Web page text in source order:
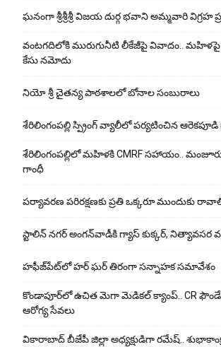
ఘనంగా శ్రీశ్రీశ్రీ విజయ దుర్గ భవాని అమ్మవారి విగ్రహ
వంటగదిలోకి మురుగునీటి లీకేజీపై వివాదం..
కేసు నమోదు
నియో శ్రీ చైతన్య పాఠశాలలో బోనాల సంబురాలు
శేరిలింగంపల్లి స్ప్రింగ్ వ్యాలీలో పర్యటించిన
శేరిలింగంపల్లిలో మ‌హిళ‌కి CMRF స‌హాయం..
గాంధీ
పర్యావరణ పరిరక్షణకు ప్రతి ఒక్కరూ ముందుకు
స్టాలిన్ నగర్ అంగన్‌వాడీకి గ్యాస్ కుక్కర్, నిత్యావసర
హఫీజ్‌పేట్‌లో హర్ ఘర్ తిరంగా సన్నాహక సమావేశం
కొండాపూర్‌లో ఉచిత మెగా మెడికల్ క్యాంప్.. CR
ఆరోగ్య సేవలు
వికారాబాద్ బీజేపీ జిల్లా అధ్యక్షుడిగా రమేష్‌..